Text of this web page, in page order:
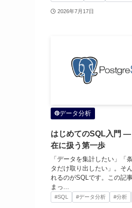
2026年7月17日
データ分析
はじめてのSQL入門 ―
在に扱う第一歩
「データを集計したい」「
タだけ取り出したい」。そ
れるのがSQLです。この記
まっ...
#SQL #データ分析 #分析